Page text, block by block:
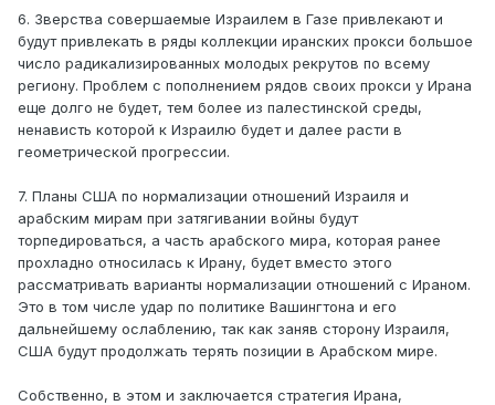
6. Зверства совершаемые Израилем в Газе привлекают и
будут привлекать в ряды коллекции иранских прокси большое
число радикализированных молодых рекрутов по всему
региону. Проблем с пополнением рядов своих прокси у Ирана
еще долго не будет, тем более из палестинской среды,
ненависть которой к Израилю будет и далее расти в
геометрической прогрессии.
7. Планы США по нормализации отношений Израиля и
арабским мирам при затягивании войны будут
торпедироваться, а часть арабского мира, которая ранее
прохладно относилась к Ирану, будет вместо этого
рассматривать варианты нормализации отношений с Ираном.
Это в том числе удар по политике Вашингтона и его
дальнейшему ослаблению, так как заняв сторону Израиля,
США будут продолжать терять позиции в Арабском мире.
Собственно, в этом и заключается стратегия Ирана,